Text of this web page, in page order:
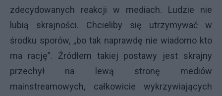
zdecydowanych reakcji w mediach. Ludzie nie
lubią skrajności. Chcieliby się utrzymywać w
środku sporów, „bo tak naprawdę nie wiadomo kto
ma rację”. Źródłem takiej postawy jest skrajny
przechył na lewą stronę mediów
mainstreamowych, całkowicie wykrzywiających